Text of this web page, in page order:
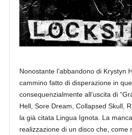
Nonostante l’abbandono di Krystyn
cammino fatto di disperazione in
consequenzialmente all’uscita di
Hell, Sore Dream, Collapsed Skull,
la già citata Lingua Ignota. La
realizzazione di un disco che,